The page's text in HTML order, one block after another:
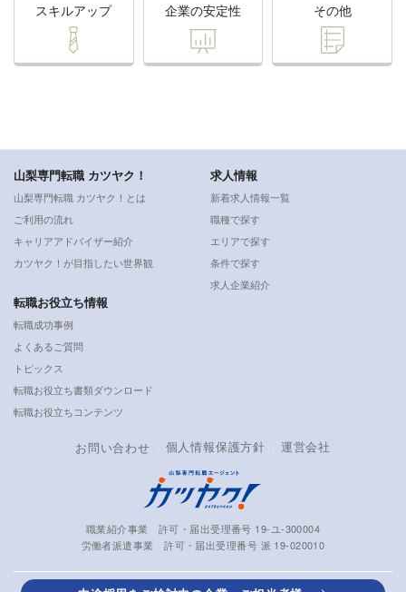
スキルアップ 企業の安定性 その他
山梨専門転職 カツヤク！
山梨専門転職 カツヤク！とは
ご利用の流れ
キャリアアドバイザー紹介
カツヤク！が目指したい世界観
求人情報
新着求人情報一覧
職種で探す
エリアで探す
条件で探す
求人企業紹介
転職お役立ち情報
転職成功事例
よくあるご質問
トピックス
転職お役立ち書類ダウンロード
転職お役立ちコンテンツ
お問い合わせ 個人情報保護方針 運営会社
職業紹介事業 許可・届出受理番号 19-ユ-300004
労働者派遣事業 許可・届出受理番号 派 19-020010